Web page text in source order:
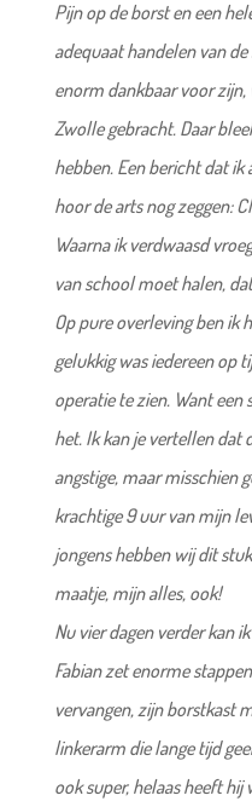
Pijn op de borst en een
adequaat handelen van
enorm dankbaar voor
Zwolle gebracht. Daar
hebben. Een bericht dat
hoor de arts nog zeggen:
Waarna ik verdwaasd
van school moet halen,
Op pure overleving ben ik
gelukkig was iedereen op
operatie te zien. Want
het. Ik kan je vertellen dat
angstige, maar misschien
krachtige 9 uur van mijn
jongens hebben wij dit
maatje, mijn alles, ook!
Nu vier dagen verder kan
Fabian zet enorme
vervangen, zijn borstkast
linkerarm die lange tijd
ook super, helaas heeft